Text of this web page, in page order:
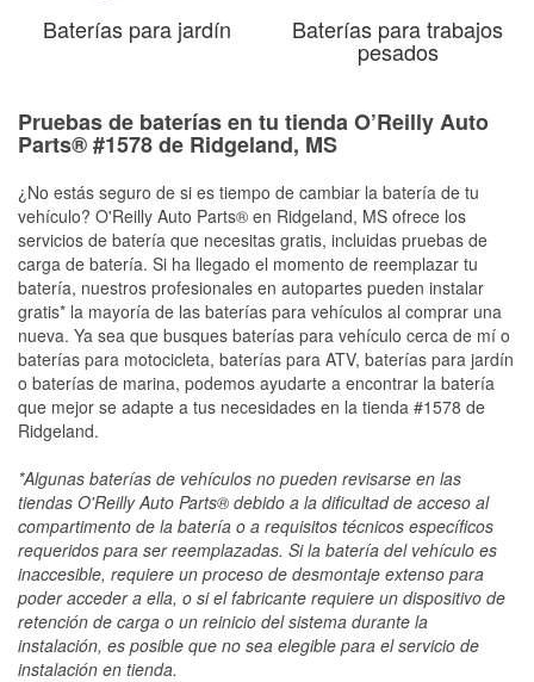
Baterías para jardín Baterías para trabajos
pesados
Pruebas de baterías en tu tienda O’Reilly Auto
Parts® #1578 de Ridgeland, MS
¿No estás seguro de si es tiempo de cambiar la batería de tu
vehículo? O'Reilly Auto Parts® en Ridgeland, MS ofrece los
servicios de batería que necesitas gratis, incluidas pruebas de
carga de batería. Si ha llegado el momento de reemplazar tu
batería, nuestros profesionales en autopartes pueden instalar
gratis* la mayoría de las baterías para vehículos al comprar una
nueva. Ya sea que busques baterías para vehículo cerca de mí o
baterías para motocicleta, baterías para ATV, baterías para jardín
o baterías de marina, podemos ayudarte a encontrar la batería
que mejor se adapte a tus necesidades en la tienda #1578 de
Ridgeland.
*Algunas baterías de vehículos no pueden revisarse en las
tiendas O'Reilly Auto Parts® debido a la dificultad de acceso al
compartimento de la batería o a requisitos técnicos específicos
requeridos para ser reemplazadas. Si la batería del vehículo es
inaccesible, requiere un proceso de desmontaje extenso para
poder acceder a ella, o si el fabricante requiere un dispositivo de
retención de carga o un reinicio del sistema durante la
instalación, es posible que no sea elegible para el servicio de
instalación en tienda.